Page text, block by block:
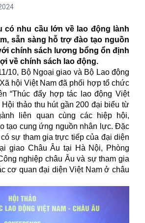
có nhu cầu lớn về lao động lành
sẵn sàng hỗ trợ đào tạo nguồn
chính sách lương bổng ổn định
về chính sách lao động.
10, Bộ Ngoại giao và Bộ Lao động
hội Việt Nam đã phối hợp tổ chức
“Thúc đẩy hợp tác lao động Việt
Hội thảo thu hút gần 200 đại biểu từ
liên quan cùng các hiệp hội,
tạo cung ứng nguồn nhân lực. Đặc
sự tham gia trực tiếp của đại diện
giao Châu Âu tại Hà Nội, Phòng
nghiệp châu Âu và sự tham gia
cơ quan đại diệnViệt Namở châu